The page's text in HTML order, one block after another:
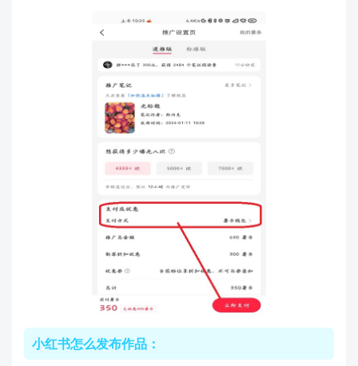
小红书怎么发布作品：